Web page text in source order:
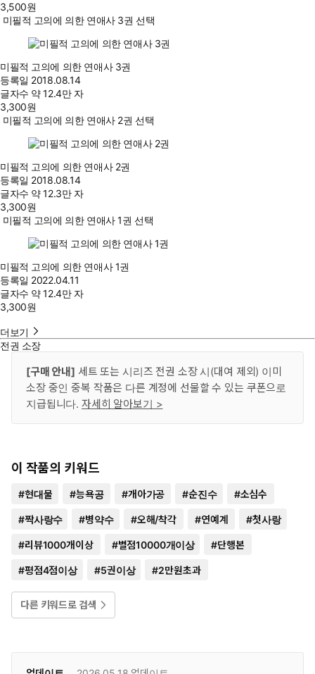
3,500원
미필적 고의에 의한 연애사 3권 선택
미필적 고의에 의한 연애사 3권
등록일 2018.08.14
글자수 약 12.4만 자
3,300원
미필적 고의에 의한 연애사 2권 선택
미필적 고의에 의한 연애사 2권
등록일 2018.08.14
글자수 약 12.3만 자
3,300원
미필적 고의에 의한 연애사 1권 선택
미필적 고의에 의한 연애사 1권
등록일 2022.04.11
글자수 약 12.4만 자
3,300원
더보기
전권 소장
[구매 안내] 세트 또는 시리즈 전권 소장 시(대여 제외) 이미
소장 중인 중복 작품은 다른 계정에 선물할 수 있는 쿠폰으로
지급됩니다. 자세히 알아보기 >
이 작품의 키워드
#현대물 #능욕공 #개아가공 #순진수 #소심수
#짝사랑수 #병약수 #오해/착각 #연예계 #첫사랑
#리뷰1000개이상 #별점10000개이상 #단행본
#평점4점이상 #5권이상 #2만원초과
다른 키워드로 검색